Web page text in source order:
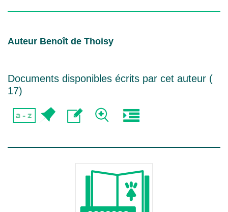
Auteur Benoît de Thoisy
Documents disponibles écrits par cet auteur (
17)